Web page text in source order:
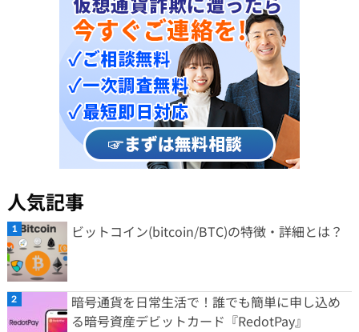
人気記事
ビットコイン(bitcoin/BTC)の特徴・詳細とは？
暗号通貨を日常生活で！誰でも簡単に申し込め
る暗号資産デビットカード『RedotPay』